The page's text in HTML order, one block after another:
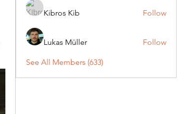
Kibros Kib Follow
Lukas Müller Follow
See All Members (633)